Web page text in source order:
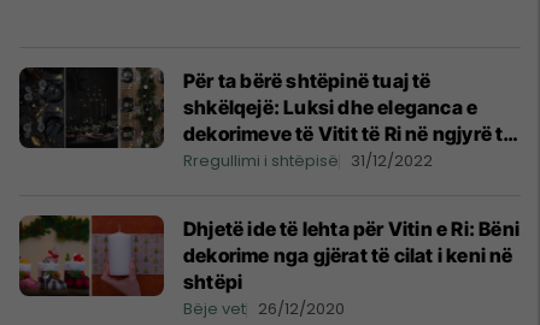
Për ta bërë shtëpinë tuaj të
shkëlqejë: Luksi dhe eleganca e
dekorimeve të Vitit të Ri në ngjyrë të
zezë dhe të artë
Rregullimi i shtëpisë 31/12/2022
Dhjetë ide të lehta për Vitin e Ri: Bëni
dekorime nga gjërat të cilat i keni në
shtëpi
Bëje vet 26/12/2020